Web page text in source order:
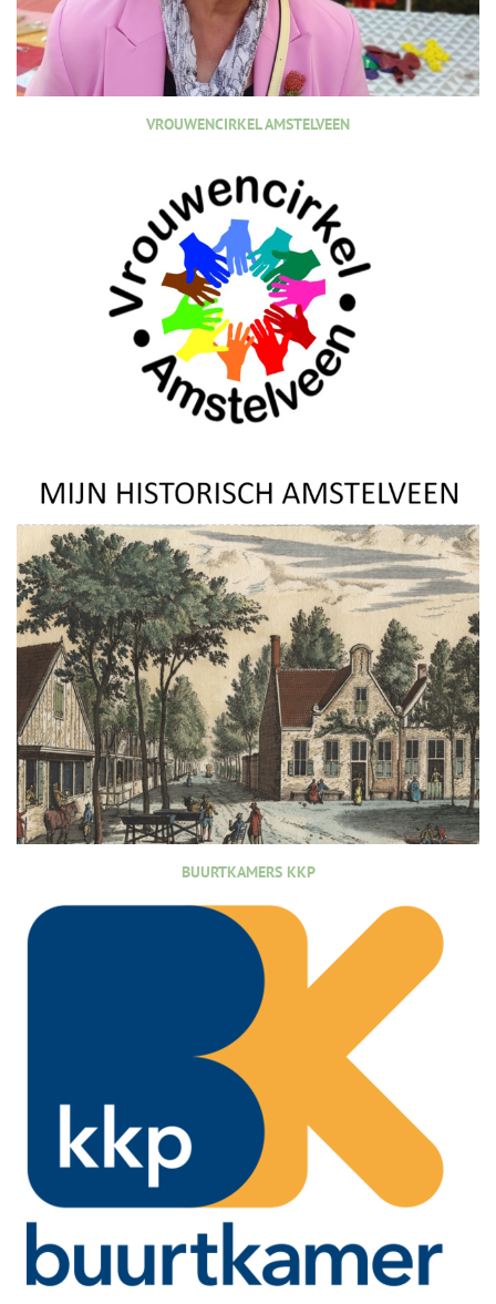
VROUWENCIRKEL AMSTELVEEN
BUURTKAMERS KKP